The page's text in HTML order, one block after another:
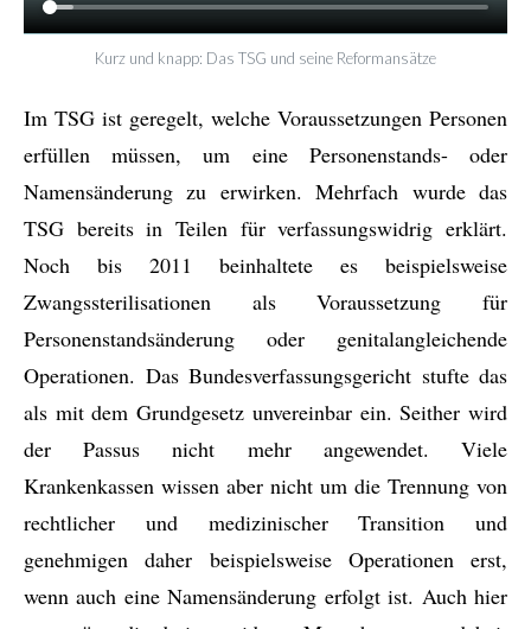
Kurz und knapp: Das TSG und seine Reformansätze
Im TSG ist geregelt, welche Voraussetzungen Personen
erfüllen müssen, um eine Personenstands- oder
Namensänderung zu erwirken. Mehrfach wurde das
TSG bereits in Teilen für verfassungswidrig erklärt.
Noch bis 2011 beinhaltete es beispielsweise
Zwangssterilisationen als Voraussetzung für
Personenstandsänderung oder genitalangleichende
Operationen. Das Bundesverfassungsgericht stufte das
als mit dem Grundgesetz unvereinbar ein. Seither wird
der Passus nicht mehr angewendet. Viele
Krankenkassen wissen aber nicht um die Trennung von
rechtlicher und medizinischer Transition und
genehmigen daher beispielsweise Operationen erst,
wenn auch eine Namensänderung erfolgt ist. Auch hier